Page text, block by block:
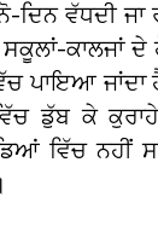
ਦਿਨ ਵੱਧਦੀ
ਕਾਲਜਾਂ ਦੇ
ਪਾਇਆ ਜਾਂਦਾ
ਡੁੱਬ ਕੇ
ਵਿੱਚ ਨਹੀਂ